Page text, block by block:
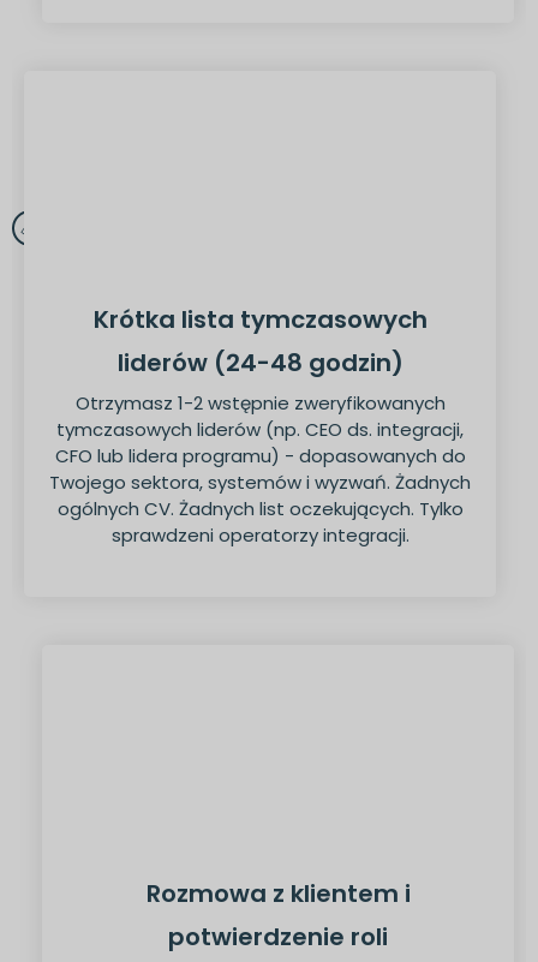
Krótka lista tymczasowych
liderów (24-48 godzin)
Otrzymasz 1-2 wstępnie zweryfikowanych
tymczasowych liderów (np. CEO ds. integracji,
CFO lub lidera programu) - dopasowanych do
Twojego sektora, systemów i wyzwań. Żadnych
ogólnych CV. Żadnych list oczekujących. Tylko
sprawdzeni operatorzy integracji.
Rozmowa z klientem i
potwierdzenie roli